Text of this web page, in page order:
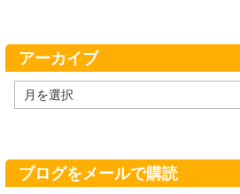
ー
アーカイブ
ー
ブ
ブログをメールで購読